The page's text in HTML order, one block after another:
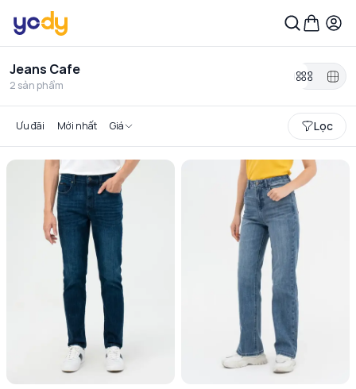
Jeans Cafe
2 sản phẩm
Ưu đãi Mới nhất Giá Lọc